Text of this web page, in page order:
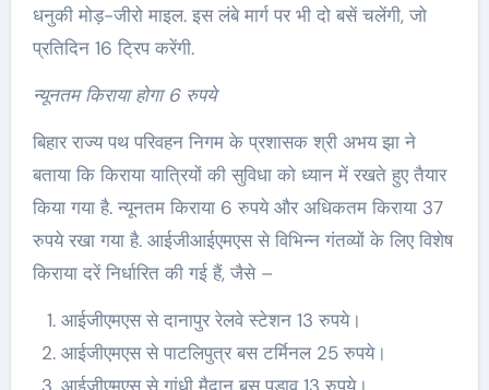
धनुकी मोड़-जीरो माइल. इस लंबे मार्ग पर भी दो बसें चलेंगी, जो
प्रतिदिन 16 ट्रिप करेंगी.
न्यूनतम किराया होगा 6 रुपये
बिहार राज्य पथ परिवहन निगम के प्रशासक श्री अभय झा ने
बताया कि किराया यात्रियों की सुविधा को ध्यान में रखते हुए तैयार
किया गया है. न्यूनतम किराया 6 रुपये और अधिकतम किराया 37
रुपये रखा गया है. आईजीआईएमएस से विभिन्न गंतव्यों के लिए विशेष
किराया दरें निर्धारित की गई हैं, जैसे –
आईजीएमएस से दानापुर रेलवे स्टेशन 13 रुपये।
आईजीएमएस से पाटलिपुत्र बस टर्मिनल 25 रुपये।